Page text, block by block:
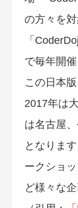
の方々を
「
で毎年開
この日本
2017年は
は名古屋
となりま
ークショ
ど様々な